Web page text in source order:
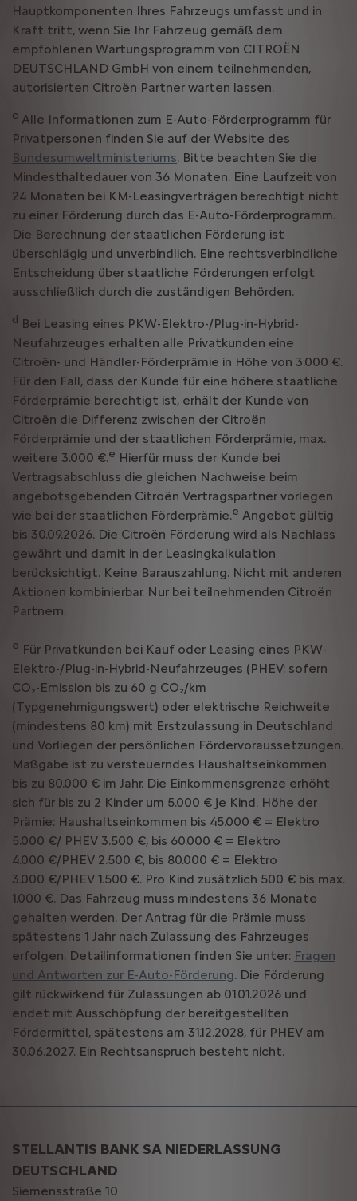
Hauptkomponenten Ihres Fahrzeugs umfasst und in
Kraft tritt, wenn Sie Ihr Fahrzeug gemäß dem
empfohlenen Wartungsprogramm von CITROËN
DEUTSCHLAND GmbH von einem teilnehmenden,
autorisierten Citroën Partner warten lassen.
c Alle Informationen zum E-Auto-Förderprogramm für
Privatpersonen finden Sie auf der Website des
Bundesumweltministeriums. Bitte beachten Sie die
Mindesthaltedauer von 36 Monaten. Eine Laufzeit von
24 Monaten bei KM-Leasingverträgen berechtigt nicht
zu einer Förderung durch das E-Auto-Förderprogramm.
Die Berechnung der staatlichen Förderung ist
überschlägig und unverbindlich. Eine rechtsverbindliche
Entscheidung über staatliche Förderungen erfolgt
ausschließlich durch die zuständigen Behörden.
d Bei Leasing eines PKW-Elektro-/Plug-in-Hybrid-
Neufahrzeuges erhalten alle Privatkunden eine
Citroën- und Händler-Förderprämie in Höhe von 3.000 €.
Für den Fall, dass der Kunde für eine höhere staatliche
Förderprämie berechtigt ist, erhält der Kunde von
Citroën die Differenz zwischen der Citroën
Förderprämie und der staatlichen Förderprämie, max.
weitere 3.000 €.e Hierfür muss der Kunde bei
Vertragsabschluss die gleichen Nachweise beim
angebotsgebenden Citroën Vertragspartner vorlegen
wie bei der staatlichen Förderprämie.e Angebot gültig
bis 30.09.2026. Die Citroën Förderung wird als Nachlass
gewährt und damit in der Leasingkalkulation
berücksichtigt. Keine Barauszahlung. Nicht mit anderen
Aktionen kombinierbar. Nur bei teilnehmenden Citroën
Partnern.
e Für Privatkunden bei Kauf oder Leasing eines PKW-
Elektro-/Plug-in-Hybrid-Neufahrzeuges (PHEV: sofern
CO₂-Emission bis zu 60 g CO₂/km
(Typgenehmigungswert) oder elektrische Reichweite
(mindestens 80 km) mit Erstzulassung in Deutschland
und Vorliegen der persönlichen Fördervoraussetzungen.
Maßgabe ist zu versteuerndes Haushaltseinkommen
bis zu 80.000 € im Jahr. Die Einkommensgrenze erhöht
sich für bis zu 2 Kinder um 5.000 € je Kind. Höhe der
Prämie: Haushaltseinkommen bis 45.000 € = Elektro
5.000 €/ PHEV 3.500 €, bis 60.000 € = Elektro
4.000 €/PHEV 2.500 €, bis 80.000 € = Elektro
3.000 €/PHEV 1.500 €. Pro Kind zusätzlich 500 € bis max.
1.000 €. Das Fahrzeug muss mindestens 36 Monate
gehalten werden. Der Antrag für die Prämie muss
spätestens 1 Jahr nach Zulassung des Fahrzeuges
erfolgen. Detailinformationen finden Sie unter: Fragen
und Antworten zur E-Auto-Förderung. Die Förderung
gilt rückwirkend für Zulassungen ab 01.01.2026 und
endet mit Ausschöpfung der bereitgestellten
Fördermittel, spätestens am 31.12.2028, für PHEV am
30.06.2027. Ein Rechtsanspruch besteht nicht.
STELLANTIS BANK SA NIEDERLASSUNG
DEUTSCHLAND
Siemensstraße 10